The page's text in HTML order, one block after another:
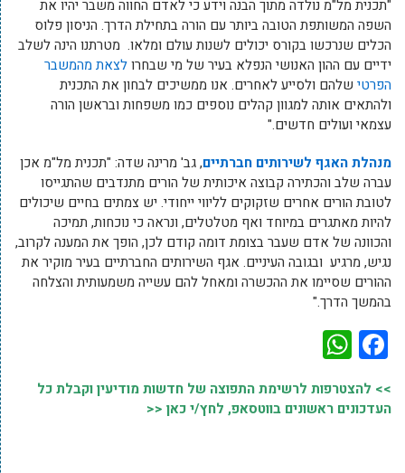
"תכנית מל"מ נולדה מתוך הבנה וידע כי לאדם החווה משבר יהיו את
השפה המשותפת הטובה ביותר עם הורה בתחילת הדרך. הניסון פלוס
הכלים שנרכשו בקורס יכולים לשנות עולם ומלאו. מטרתנו הינה לשלב
ידיים עם ההון האנושי הנפלא בעיר של מי שבחרולצאת מהמשבר
הפרטי שלהם ולסייע לאחרים. אנו ממשיכים לבחון את התכנית
ולהתאים אותה למגוון קהלים נוספים כמו משפחות ובראשן הורה
עצמאי ועולים חדשים."
מנהלת האגף לשירותים חברתיים, גב' מרינה שדה: "תכנית מל"מ אכן
עברה שלב והכתירה קבוצה איכותית של הורים מתנדבים שהתגייסו
לטובת הורים אחרים שזקוקים לליווי ייחודי. יש צמתים בחיים שיכולים
להיות מאתגרים במיוחד ואף מטלטלים, ונראה כי נוכחות, תמיכה
והכוונה של אדם שעבר בצומת דומה קודם לכן, הופך את המענה לקרוב,
נגיש, מרגיע ובגובה העיניים. אגף השירותים החברתיים בעיר מוקיר את
ההורים שסיימו את ההכשרה ומאחל להם עשייה משמעותית והצלחה
בהמשך הדרך."
Facebook
>> להצטרפות לרשימת התפוצה של חדשות מודיעין וקבלת כל
העדכונים ראשונים בווטסאפ, לחץ/י כאן <<